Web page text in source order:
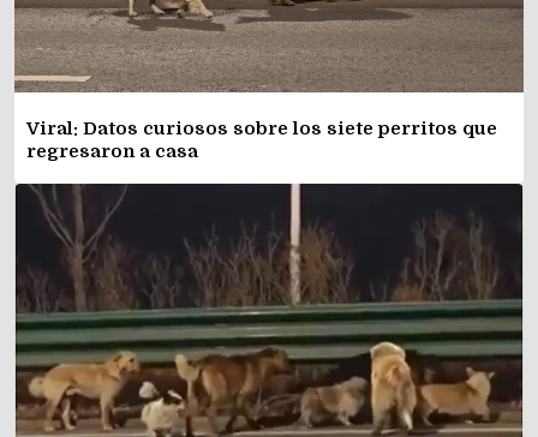
Viral: Datos curiosos sobre los siete perritos que
regresaron a casa